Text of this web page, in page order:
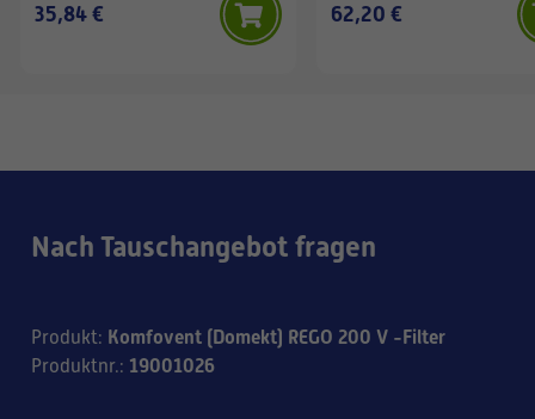
35,84 € 62,20 €
Nach Tauschangebot fragen
Produkt: Komfovent (Domekt) REGO 200 V -Filter
Produktnr.: 19001026